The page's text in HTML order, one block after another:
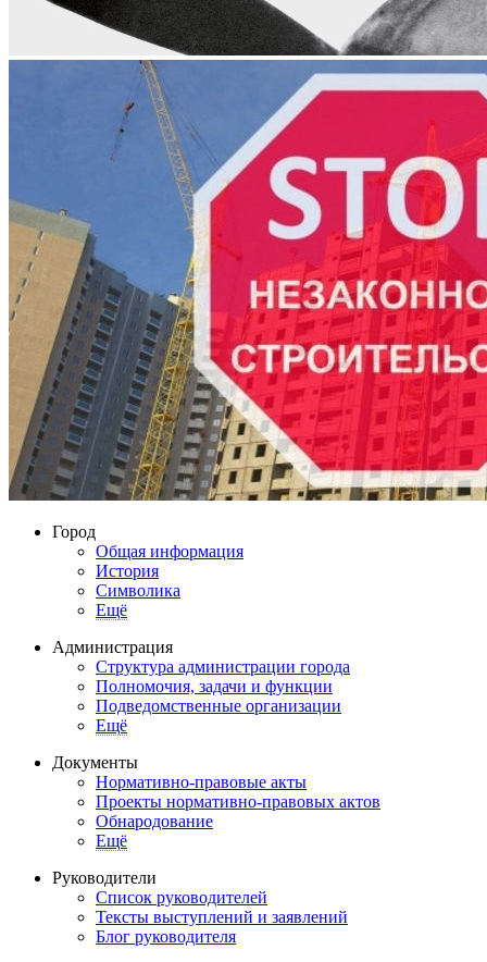
Город
Общая информация
История
Символика
Ещё
Администрация
Структура администрации города
Полномочия, задачи и функции
Подведомственные организации
Ещё
Документы
Нормативно-правовые акты
Проекты нормативно-правовых актов
Обнародование
Ещё
Руководители
Список руководителей
Тексты выступлений и заявлений
Блог руководителя